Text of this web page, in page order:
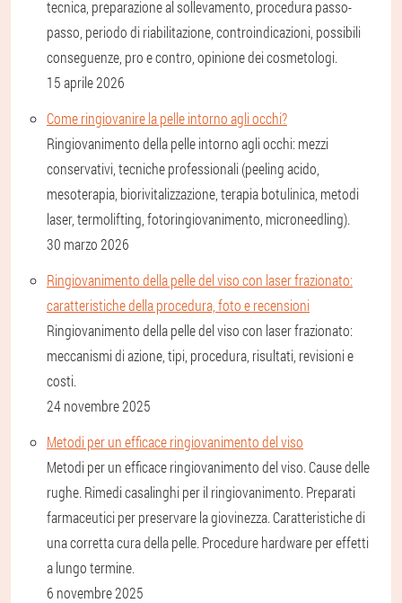
tecnica, preparazione al sollevamento, procedura passo-
passo, periodo di riabilitazione, controindicazioni, possibili
conseguenze, pro e contro, opinione dei cosmetologi.
15 aprile 2026
Come ringiovanire la pelle intorno agli occhi?
Ringiovanimento della pelle intorno agli occhi: mezzi
conservativi, tecniche professionali (peeling acido,
mesoterapia, biorivitalizzazione, terapia botulinica, metodi
laser, termolifting, fotoringiovanimento, microneedling).
30 marzo 2026
Ringiovanimento della pelle del viso con laser frazionato:
caratteristiche della procedura, foto e recensioni
Ringiovanimento della pelle del viso con laser frazionato:
meccanismi di azione, tipi, procedura, risultati, revisioni e
costi.
24 novembre 2025
Metodi per un efficace ringiovanimento del viso
Metodi per un efficace ringiovanimento del viso. Cause delle
rughe. Rimedi casalinghi per il ringiovanimento. Preparati
farmaceutici per preservare la giovinezza. Caratteristiche di
una corretta cura della pelle. Procedure hardware per effetti
a lungo termine.
6 novembre 2025